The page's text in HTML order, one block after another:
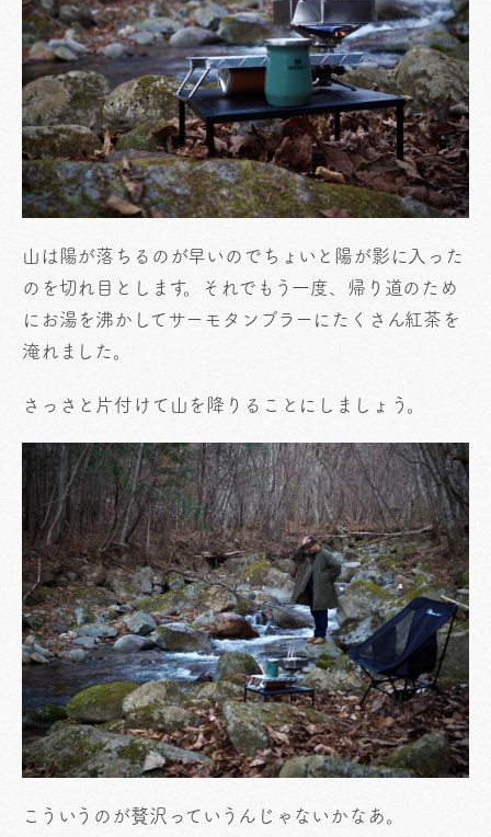
山は陽が落ちるのが早いのでちょいと陽が影に入った
のを切れ目とします。それでもう一度、帰り道のため
にお湯を沸かしてサーモタンブラーにたくさん紅茶を
淹れました。
さっさと片付けて山を降りることにしましょう。
こういうのが贅沢っていうんじゃないかなあ。